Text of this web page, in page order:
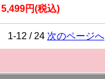
5,499円(税込)
1-12 / 24 次のページへ